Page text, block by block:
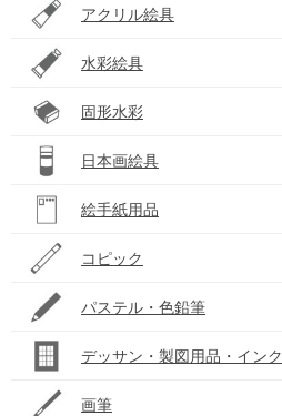
アクリル絵具
水彩絵具
固形水彩
日本画絵具
絵手紙用品
コピック
パステル・色鉛筆
デッサン・製図用品・インク
画筆